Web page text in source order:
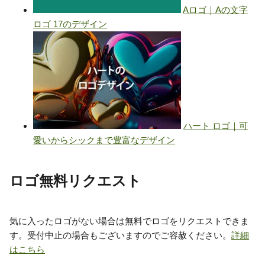
ロゴ無料リクエスト
気に入ったロゴがない場合は無料でロゴをリクエストできま
す。受付中止の場合もございますのでご容赦ください。 詳細
はこちら